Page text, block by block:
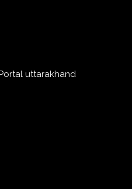
uttarakhand